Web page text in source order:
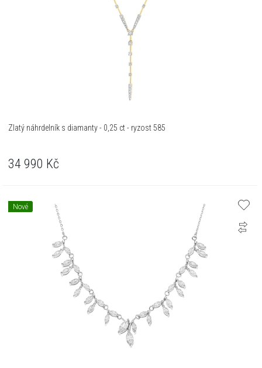
Zlatý náhrdelník s diamanty - 0,25 ct - ryzost 585
34 990 Kč
Nové